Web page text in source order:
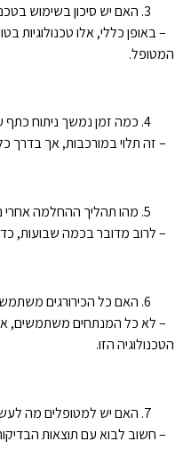
האם יש סיכון בשימוש
– באופן כללי, אלו
המטופל.
כמה זמן נמשך ניתוח כתף
– זה תלוי במורכבות, אך בדרך
מהו תהליך ההחלמה אחרי
– לרוב מדובר בכמה שבועות,
האם כל הכירורגים
– לא כל המנתחים משתמשים,
הטכנולוגיה הזו.
האם יש למטופלים מה
– חשוב לבוא עם תוצאות